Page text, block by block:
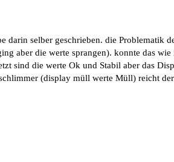
darin selber geschrieben. die Problematik
aber die werte sprangen). konnte das
sind die werte Ok und Stabil aber das
(display müll werte Müll) reicht